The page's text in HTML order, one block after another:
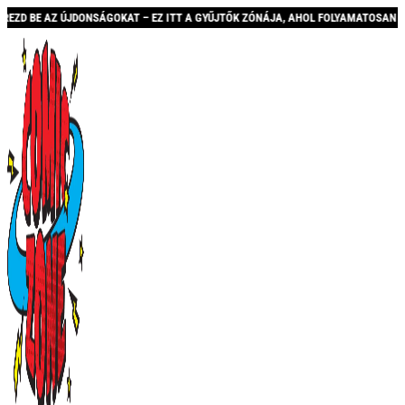
– EZ ITT A GYŰJTŐK ZÓNÁJA, AHOL FOLYAMATOSAN BŐVÜLŐ